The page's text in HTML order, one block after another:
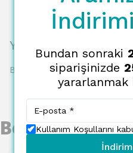
Yorumlar
Bu ürün için henüz yorum
Benzer
Bundan sonraki
siparişinizde
yararlanmak
Kullanım Koşullarını